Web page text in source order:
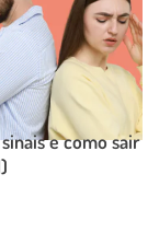
e como sair